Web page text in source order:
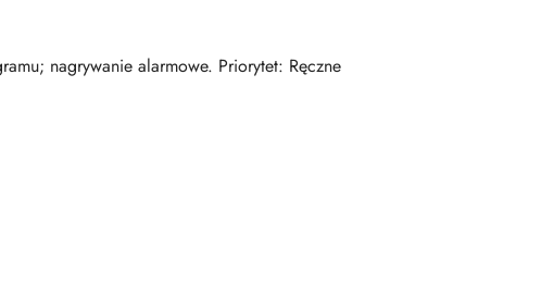
nagrywanie alarmowe. Priorytet: Ręczne